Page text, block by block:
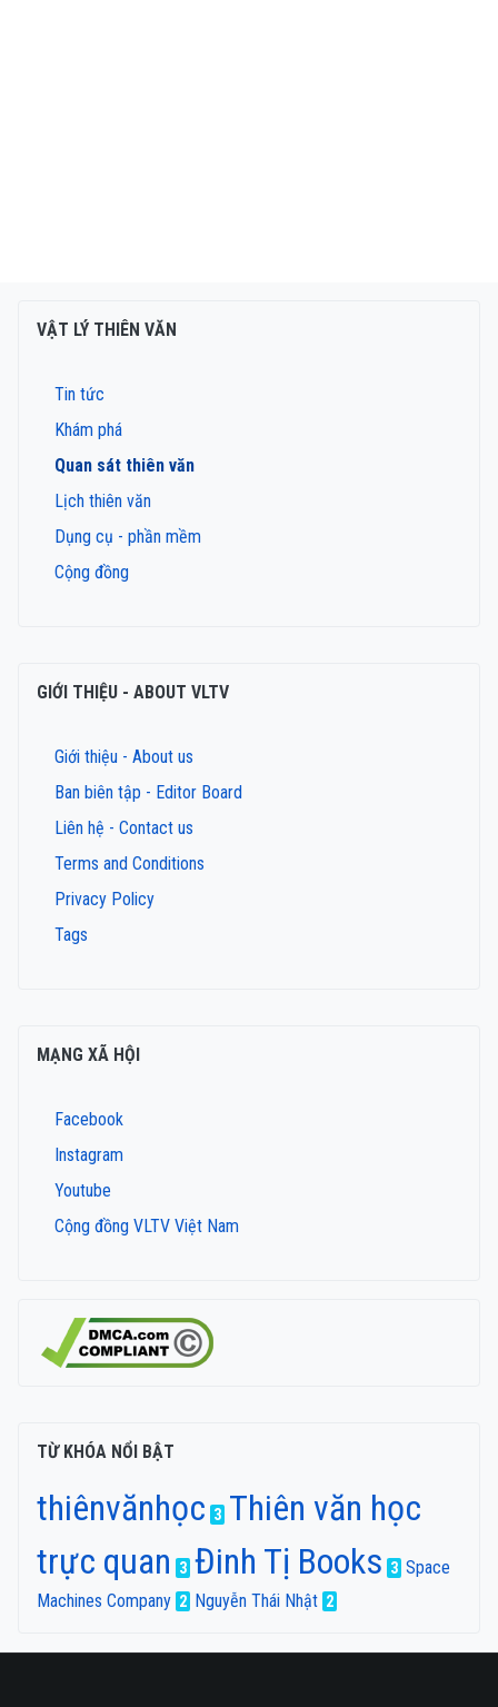
VẬT LÝ THIÊN VĂN
Tin tức
Khám phá
Quan sát thiên văn
Lịch thiên văn
Dụng cụ - phần mềm
Cộng đồng
GIỚI THIỆU - ABOUT VLTV
Giới thiệu - About us
Ban biên tập - Editor Board
Liên hệ - Contact us
Terms and Conditions
Privacy Policy
Tags
MẠNG XÃ HỘI
Facebook
Instagram
Youtube
Cộng đồng VLTV Việt Nam
TỪ KHÓA NỔI BẬT
thiênvănhọc 3 Thiên văn học
trực quan
3 Đinh Tị Books 3 Space
Machines Company 2 Nguyễn Thái Nhật 2